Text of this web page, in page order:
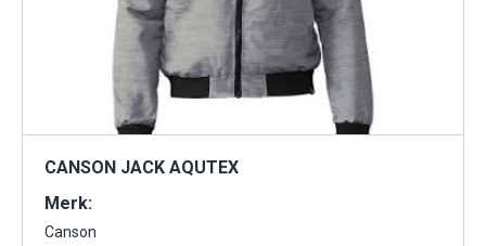
CANSON JACK AQUTEX
Merk:
Canson